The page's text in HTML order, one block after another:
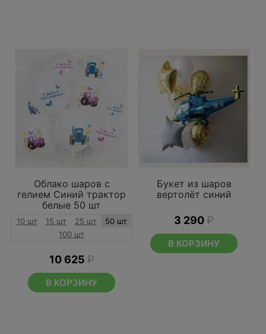
Облако шаров с
гелием Синий трактор
белые 50 шт
10 шт 15 шт 25 шт
50 шт
100 шт
10 625 ₽
В КОРЗИНУ
Букет из шаров
вертолёт синий
3 290 ₽
В КОРЗИНУ